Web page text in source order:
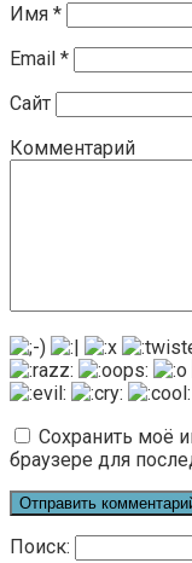
Имя *
Email *
Сайт
Комментарий
Сохранить моё
браузере для
Поиск: